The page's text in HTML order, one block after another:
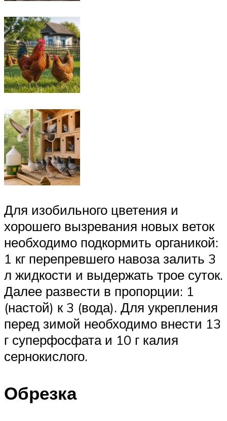
Для изобильного цветения и
хорошего вызревания новых веток
необходимо подкормить органикой:
1 кг перепревшего навоза залить 3
л жидкости и выдержать трое суток.
Далее развести в пропорции: 1
(настой) к 3 (вода). Для укрепления
перед зимой необходимо внести 13
г суперфосфата и 10 г калия
сернокислого.
Обрезка